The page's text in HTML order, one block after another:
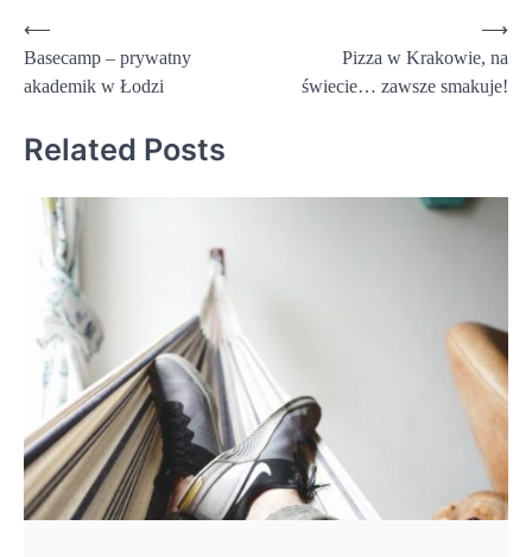
Nawigacja
wpisu
⟵
Basecamp – prywatny
akademik w Łodzi
Pizza w Krakowie, na
świecie… zawsze smakuje!
⟶
Related Posts